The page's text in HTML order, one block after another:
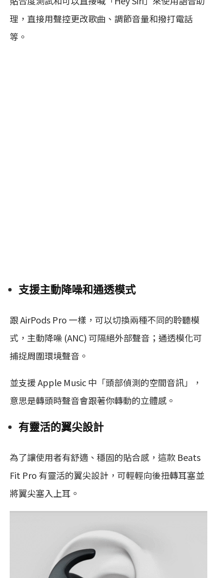
理，直接用聲控更改歌曲、調節音量和撥打電話
等。
支援主動降噪和通透模式
跟 AirPods Pro 一樣，可以切換兩種不同的聆聽模
式，主動降噪 (ANC) 可隔絕外部聲音；通透模化可
捕捉周圍環境聲音。
並支援 Apple Music 中「頭部偵測的空間音訊」，
意思是轉頭時聲音會跟著你轉動的立體感。
有靈活的翼尖設計
為了讓使用者有舒適、穩固的貼合感，這款 Beats
Fit Pro 有靈活的翼尖設計，可輕輕向後扭轉耳塞並
將翼尖塞入上耳。